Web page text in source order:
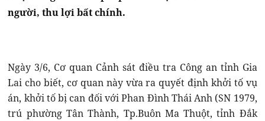
người, thu lợi bất chính.
Ngày 3/6, Cơ quan Cảnh sát điều tra Công an tỉnh Gia
Lai cho biết, cơ quan này vừa ra quyết định khởi tố vụ
án, khởi tố bị can đối với Phan Đình Thái Anh (SN 1979,
trú phường Tân Thành, Tp.Buôn Ma Thuột, tỉnh Đắk